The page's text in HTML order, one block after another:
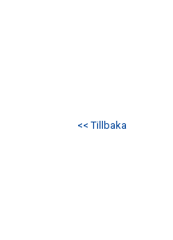
<< Tillbaka